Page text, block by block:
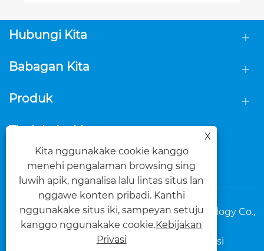
Hubungi Kita
Babagan Kita
Produk
Tindakake kita
Hak Cipta © 2025 Foshan Dasi Metal Technology Co.,
Ltd. Kabeh Hak Dilindungi.
SitemapRSSXML Kebijakan Privasi
X
Kita nggunakake cookie kanggo
menehi pengalaman browsing sing
luwih apik, nganalisa lalu lintas situs lan
nggawe konten pribadi. Kanthi
nggunakake situs iki, sampeyan setuju
kanggo nggunakake cookie.Kebijakan
Privasi